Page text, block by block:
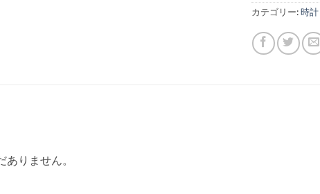
カテゴリー:時計
りません。